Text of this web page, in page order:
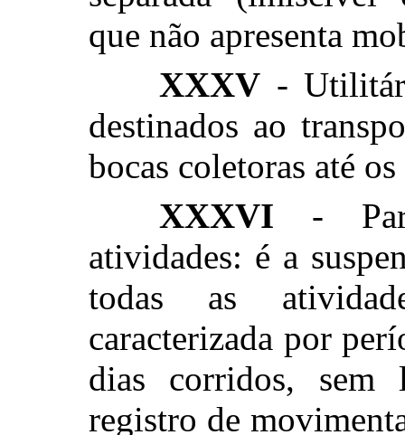
que não apresenta
XXXV -
destinados ao
bocas coletoras até
XXXVI -
atividades: é a
todas as
caracterizada por
dias corridos, sem
registro de